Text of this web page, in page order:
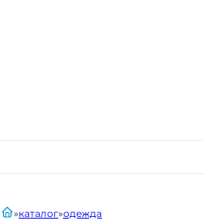
главнаякаталог одежда